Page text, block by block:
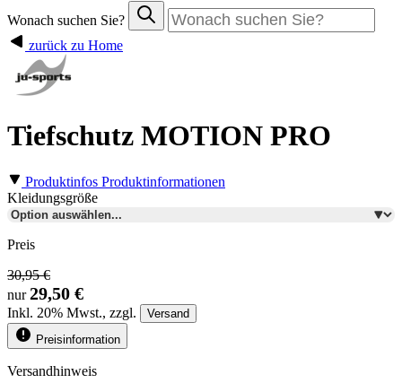
Wonach suchen Sie?
zurück zu Home
Tiefschutz MOTION PRO
Produktinfos Produktinformationen
Kleidungsgröße
Preis
30,95 €
nur29,50 €
Inkl. 20% Mwst., zzgl.
Versand
Preisinformation
Versandhinweis